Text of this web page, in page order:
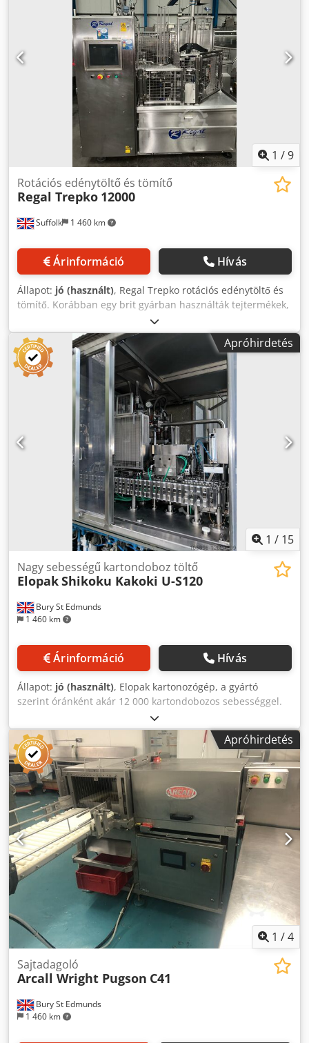
szelepmanifold • Rozsdamentes acél vezérlőszekrények
Automatizáltság szintje: Teljesen automata.
1 /9
Suffolk 1 460 km
Rotációs edénytöltő és tömítő
Regal Trepko 12000
Árinformáció Hívás
Állapot: jó (használt), Regal Trepko rotációs edénytöltő és
tömítő. Korábban egy brit gyárban használták tejtermékek,
például joghurtok, tejszín, szószok stb. csomagolására.
Djdpfx Apspgqtzecjwa
Apróhirdetés
1 / 15
Bury St Edmunds
1 460 km
Nagy sebességű kartondoboz töltő
ElopakShikoku Kakoki U-S120
Árinformáció Hívás
Állapot: jó (használt), Elopak kartonozógép, a gyártó
szerint óránként akár 12 000 kartondobozos sebességgel.
1997-ben épült, de a gyártó kb. 2004-ben teljesen
átépítette, és kevesebb mint két évig használták.
Djdepivdiepfx Apcewa
Apróhirdetés
1 /4
Bury St Edmunds
1 460 km
Sajtadagoló
Arcall Wright Pugson C41